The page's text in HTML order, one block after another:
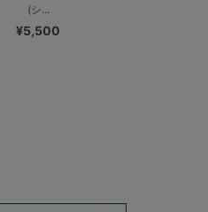
(シ...
¥5,500